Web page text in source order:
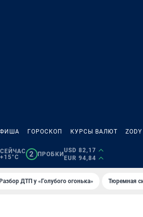
ГОРОСКОП КУРСЫ ВАЛЮТ ZODY
СЕЙЧАС
+15°C
2 ПРОБКИ
USD 82,17
EUR 94,84
Разбор ДТП у «Голубого огонька» Тюремная